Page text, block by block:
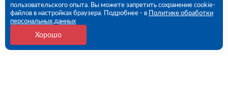
пользовательского опыта. Вы можете запретить сохранение cookie-
файлов в настройках браузера. Подробнее - в Политике обработки
персональных данных
Хорошо